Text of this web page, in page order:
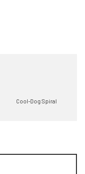
Cool-Dog Spiral